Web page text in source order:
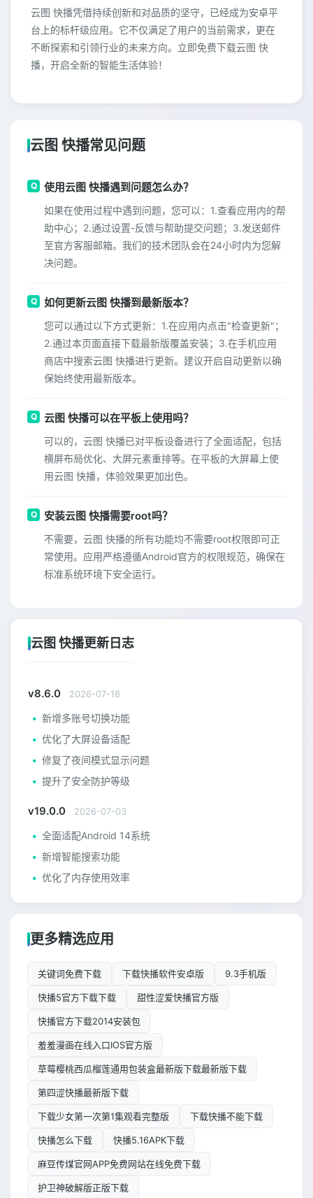
云图 快播凭借持续创新和对品质的坚守，已经成为安卓平
台上的标杆级应用。它不仅满足了用户的当前需求，更在
不断探索和引领行业的未来方向。立即免费下载云图 快
播，开启全新的智能生活体验！
云图 快播常见问题
使用云图 快播遇到问题怎么办？
如果在使用过程中遇到问题，您可以：1.查看应用内的帮
助中心；2.通过设置-反馈与帮助提交问题；3.发送邮件
至官方客服邮箱。我们的技术团队会在24小时内为您解
决问题。
如何更新云图 快播到最新版本？
您可以通过以下方式更新：1.在应用内点击"检查更新"；
2.通过本页面直接下载最新版覆盖安装；3.在手机应用
商店中搜索云图 快播进行更新。建议开启自动更新以确
保始终使用最新版本。
云图 快播可以在平板上使用吗？
可以的，云图 快播已对平板设备进行了全面适配，包括
横屏布局优化、大屏元素重排等。在平板的大屏幕上使
用云图 快播，体验效果更加出色。
安装云图 快播需要root吗？
不需要，云图 快播的所有功能均不需要root权限即可正
常使用。应用严格遵循Android官方的权限规范，确保在
标准系统环境下安全运行。
云图 快播更新日志
v8.6.0 2026-07-18
新增多账号切换功能
优化了大屏设备适配
修复了夜间模式显示问题
提升了安全防护等级
v19.0.0 2026-07-03
全面适配Android 14系统
新增智能搜索功能
优化了内存使用效率
更多精选应用
关键词免费下载 下载快播软件安卓版 9.3手机版
快播5官方下载下载 甜性涩爱快播官方版
快播官方下载2014安装包
羞羞漫画在线入口IOS官方版
草莓樱桃西瓜榴莲通用包装盒最新版下载最新版下载
第四涩快播最新版下载
下载少女第一次第1集观看完整版 下载快播不能下载
快播怎么下载 快播5.16APK下载
麻豆传煤官网APP免费网站在线免费下载
护卫神破解版正版下载